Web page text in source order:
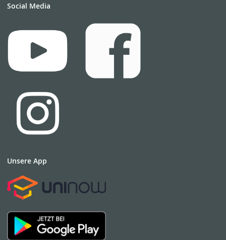
Social Media
Unsere App